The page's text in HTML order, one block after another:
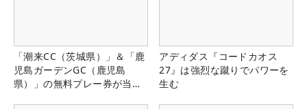
「潮来CC（茨城県）」＆「鹿
児島ガーデンGC（鹿児島
県）」の無料プレー券が当た
アディダス『コードカオス
27』は強烈な蹴りでパワーを
生む